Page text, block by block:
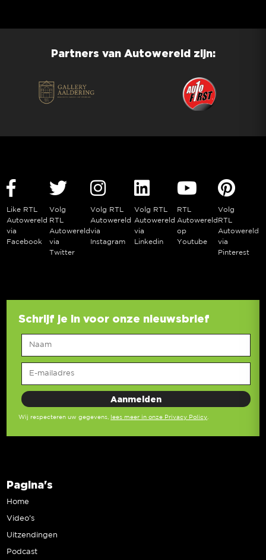
Partners van Autowereld zijn:
Like RTL
Autowereld
via
Facebook
Volg
RTL
Autowereld
via
Twitter
Volg RTL
Autowereld
via
Instagram
Volg RTL
Autowereld
via
Linkedin
RTL
Autowereld
op
Youtube
Volg
RTL
Autowereld
via
Pinterest
Schrijf je in voor onze nieuwsbrief
Wij respecteren uw gegevens, lees meer in onze Privacy Policy.
Pagina's
Home
Video’s
Uitzendingen
Podcast